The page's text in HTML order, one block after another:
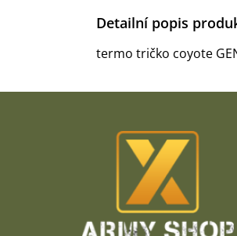
Detailní popis
termo tričko coyote
Z